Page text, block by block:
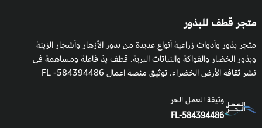
متجر قطف للبذور
متجر بذور وأدوات زراعية أنواع عديدة من بذور الأزهار وأشجار الزينة
وبذور الخضار والفواكة والنباتات البرية. قطف يدٌ فاعلة ومساهمة في
نشر ثقافة الأرض الخضراء. توثيق منصة اعمال 584394486- FL
وثيقة العمل الحر
FL-584394486